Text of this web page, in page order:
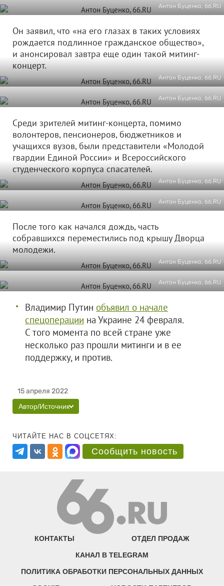
Антон Буценко, 66.RU
Он заявил, что «на его глазах в таких условиях
рождается подлинное гражданское общество»,
и анонсировал завтра еще один такой митинг-
концерт.
Антон Буценко, 66.RU
Антон Буценко, 66.RU
Среди зрителей митинг-концерта, помимо
волонтеров, пенсионеров, бюджетников и
учащихся вузов, были представители «Молодой
гвардии Единой России» и Всероссийского
студенческого корпуса спасателей.
Антон Буценко, 66.RU
Антон Буценко, 66.RU
После того как начался дождь, часть
собравшихся переместились под крышу Дворца
молодежи.
Антон Буценко, 66.RU
Антон Буценко, 66.RU
Владимир Путин объявил о начале
спецоперации на Украине 24 февраля.
С того момента по всей стране уже
несколько раз прошли митинги и в ее
поддержку, и против.
15 апреля 2022
Автор/Источник
ЧИТАЙТЕ НАС В СОЦСЕТЯХ:
Сообщить новость
КОНТАКТЫ ОТДЕЛ ПРОДАЖ
КАНАЛ В TELEGRAM
ПОЛИТИКА ОБРАБОТКИ ПЕРСОНАЛЬНЫХ ДАННЫХ